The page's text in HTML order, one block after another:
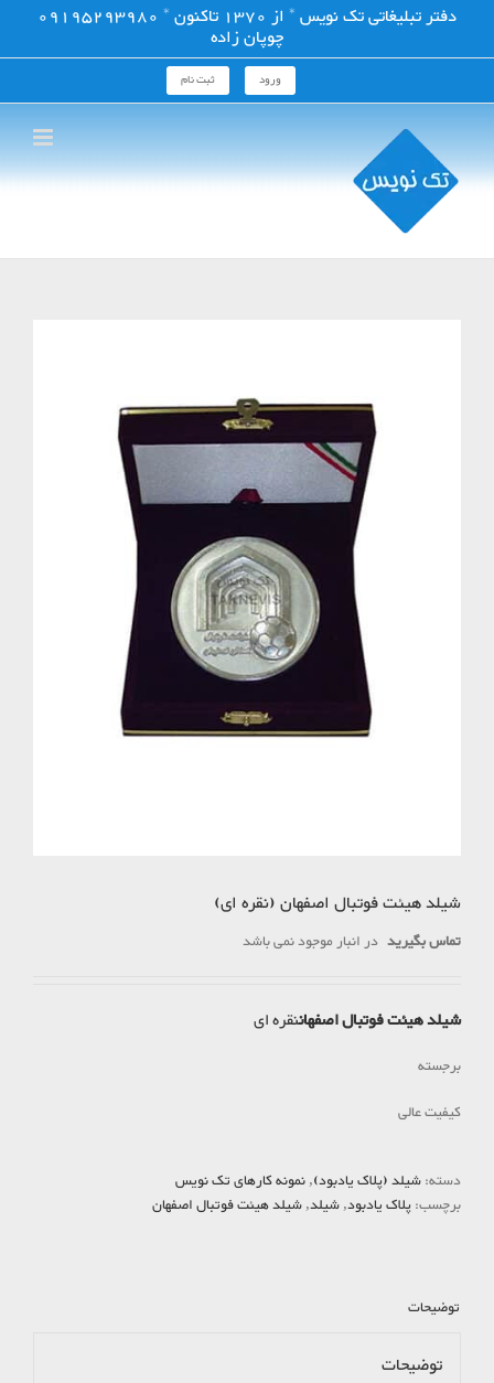
محتوا
دفتر تبلیغاتی تک نویس * از 1370 تاکنون * 09195293980
چوپان زاده
ورود ثبت نام
شیلد هیئت فوتبال اصفهان (نقره ای)
تماس بگیرید در انبار موجود نمی باشد
شیلد هیئت فوتبال اصفهاننقره ای
برجسته
کیفیت عالی
دسته:شیلد (پلاک یادبود),نمونه کارهای تک نویس
برچسب:پلاک یادبود,شیلد,شیلد هیئت فوتبال اصفهان
توضیحات
توضیحات